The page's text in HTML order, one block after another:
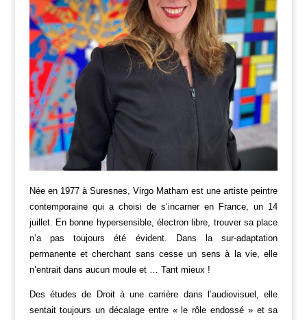
Née en 1977 à Suresnes, Virgo Matham est une artiste peintre
contemporaine qui a choisi de s’incarner en France, un 14
juillet. En bonne hypersensible, électron libre, trouver sa place
n’a pas toujours été évident. Dans la sur-adaptation
permanente et cherchant sans cesse un sens à la vie, elle
n’entrait dans aucun moule et … Tant mieux !
Des études de Droit à une carrière dans l’audiovisuel, elle
sentait toujours un décalage entre « le rôle endossé » et sa